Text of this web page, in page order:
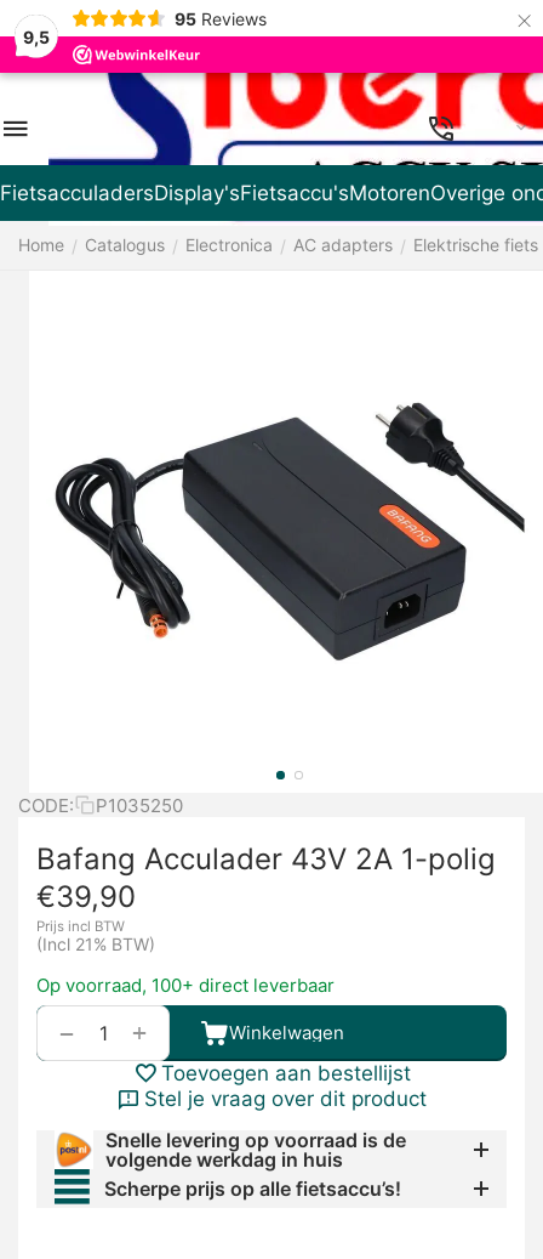
9,5
95 Reviews ×
NL
FietsacculadersDisplay'sFietsaccu'sMotorenOverige
Home / Catalogus / Electronica / AC adapters / Elektrische fiets
CODE: P1035250
Bafang Acculader 43V 2A 1-polig
€39,90
Prijs incl BTW
(Incl 21% BTW)
Op voorraad, 100+ direct leverbaar
+
− Winkelwagen
Toevoegen aan bestellijst
Stel je vraag over dit product
Snelle levering op voorraad is de
volgende werkdag in huis
Scherpe prijs op alle fietsaccu’s!